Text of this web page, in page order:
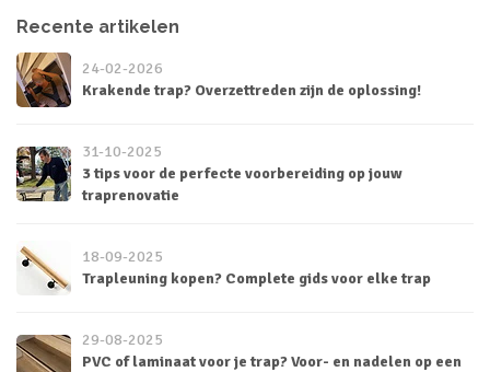
Recente artikelen
24-02-2026
Krakende trap? Overzettreden zijn de oplossing!
31-10-2025
3 tips voor de perfecte voorbereiding op jouw
traprenovatie
18-09-2025
Trapleuning kopen? Complete gids voor elke trap
29-08-2025
PVC of laminaat voor je trap? Voor- en nadelen op een